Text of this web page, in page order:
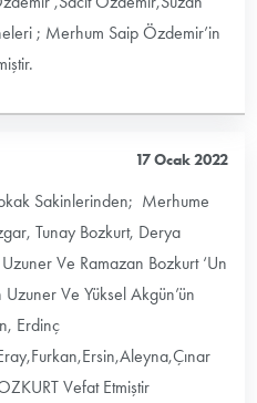
; Merhum Saip Özdemir’in
17 Ocak 2022
Sakinlerinden; Merhume
Tunay Bozkurt, Derya
Ve Ramazan Bozkurt ‘Un
Ve Yüksel Akgün’ün
Erdinç
Vefat Etmiştir